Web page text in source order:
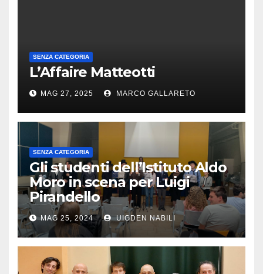
SENZA CATEGORIA
L’Affaire Matteotti
MAG 27, 2025 MARCO GALLARETO
SENZA CATEGORIA
Gli studenti dell’Istituto Aldo
Moro in scena per Luigi
Pirandello
MAG 25, 2024 UIGDEN NABILI